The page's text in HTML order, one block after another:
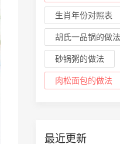
生肖年份对照表
胡氏一品锅的做法
砂锅粥的做法
肉松面包的做法
最近更新